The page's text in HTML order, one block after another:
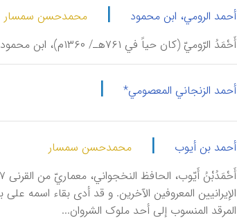
أحمد الرومي، ابن محمود |
محمدحسن سمسار
أَحْمَدُ الرّوميّ (کان حیاً في ۷۶۱هـ/ ۱۳۶۰م)، ابن محمود بن عبدالغفار الصدیقي، من مشاهیر أساتذة الخط بأقلامه الستة.
أحمد الزنجاني المعصومي* |
أحمد بن أیوب |
محمدحسن سمسار
الإیرانیین المعروفین الآخرین. و قد أدی بقاء اسمه
المرقد المنسوب إلی أحد ملوک الشروان...